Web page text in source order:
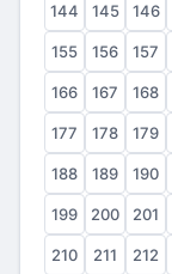
144 145 146
155 156 157
166 167 168
177 178 179
188 189 190
199 200 201
210 211 212